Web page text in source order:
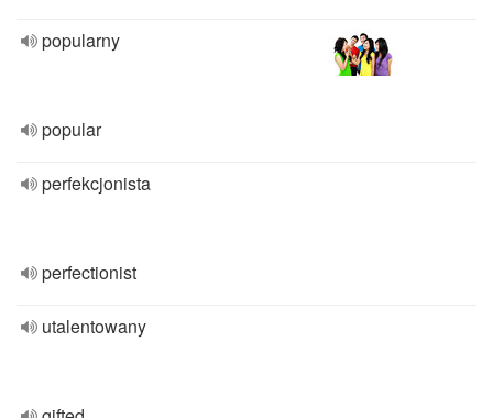
popularny
popular
perfekcjonista
perfectionist
utalentowany